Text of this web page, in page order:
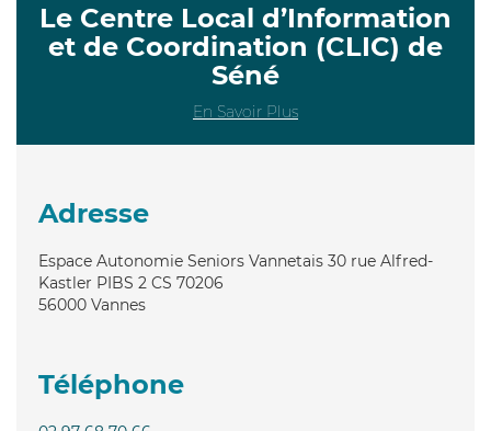
Le Centre Local d’Information
et de Coordination (CLIC) de
Séné
En Savoir Plus
Adresse
Espace Autonomie Seniors Vannetais 30 rue Alfred-
Kastler PIBS 2 CS 70206
56000 Vannes
Téléphone